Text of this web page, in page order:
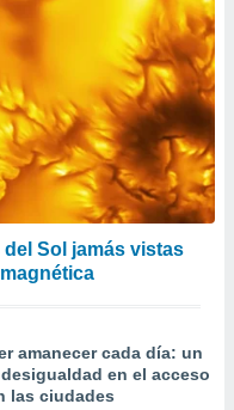
Sol jamás vistas
amanecer cada día: un
en el acceso
las ciudades